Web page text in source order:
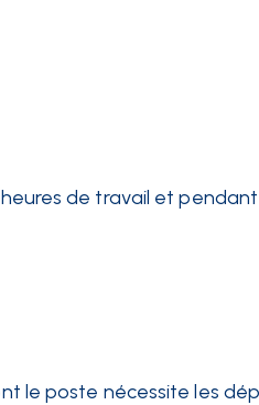
de travail et
le poste nécessite les